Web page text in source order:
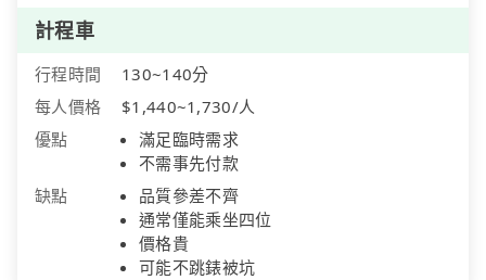
計程車
行程時間
130~140分
每人價格
$1,440~1,730/人
優點
滿足臨時需求
不需事先付款
缺點
品質參差不齊
通常僅能乘坐四位
價格貴
可能不跳錶被坑